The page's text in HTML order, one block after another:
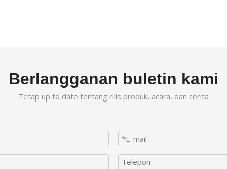
Berlangganan buletin kami
Tetap up to date tentang rilis produk, acara, dan cerita